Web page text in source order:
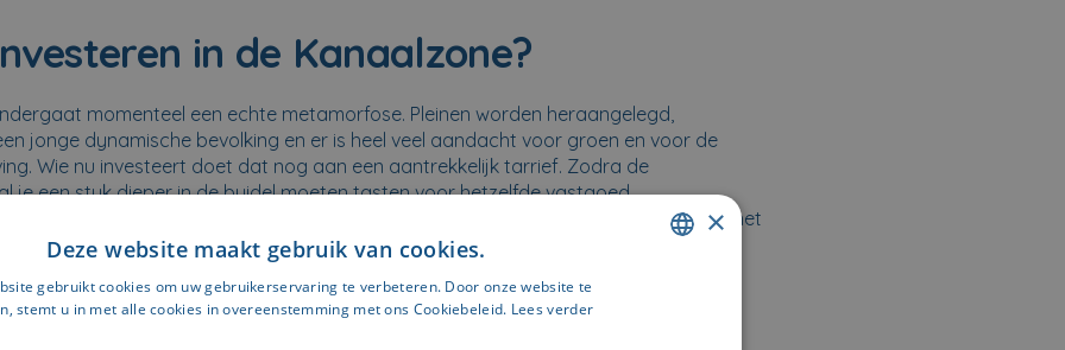
in de Kanaalzone?
momenteel een echte metamorfose. Pleinen worden heraangelegd,
jonge dynamische bevolking en er is heel veel aandacht voor groen en voor de
Wie nu investeert doet dat nog aan een aantrekkelijk tarrief. Zodra de
je een stuk dieper in de buidel moeten tasten voor hetzelfde vastgoed.
in de opkomende buurt in Brussel? Bekijk hier ons
studentenvastgoed UNEST en het
35.
×
Deze website maakt gebruik van cookies.
gebruikt cookies om uw gebruikerservaring te verbeteren. Door onze website te
stemt u in met alle cookies in overeenstemming met ons Cookiebeleid. Lees verder